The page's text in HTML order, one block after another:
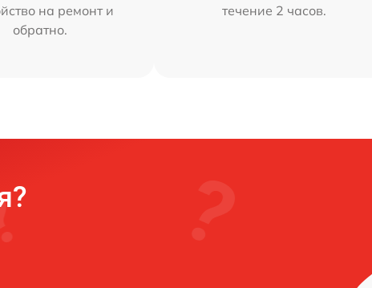
на ремонт и
обратно.
течение 2 часов.